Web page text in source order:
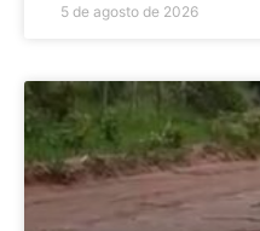
5 de agosto de 2026